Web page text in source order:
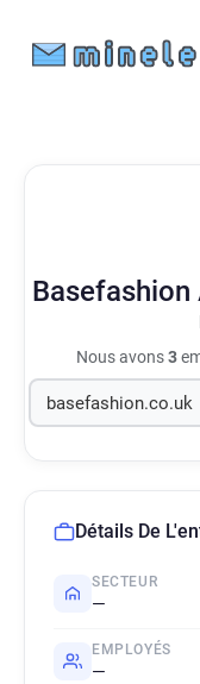
Basefashion
Nous avons3
Détails De
SECTEUR
—
EMPLOYÉS
—